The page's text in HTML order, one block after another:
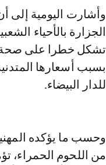
وأشارت اليومية إلى
الجزارة بالأحياء
تشكل خطرا على صحة
بسبب أسعارها
للدار البيضاء.
من اللحوم الحمراء،